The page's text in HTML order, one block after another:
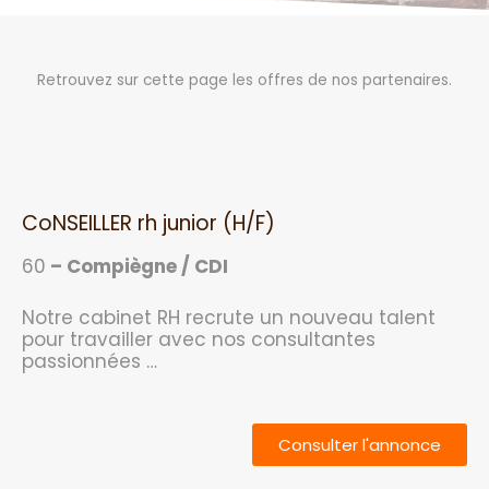
Retrouvez sur cette page les offres de nos partenaires.
CoNSEILLER rh junior (H/F)
60 – Compiègne / CDI
Notre cabinet RH recrute un nouveau talent
pour travailler avec nos consultantes
passionnées …
Consulter l'annonce